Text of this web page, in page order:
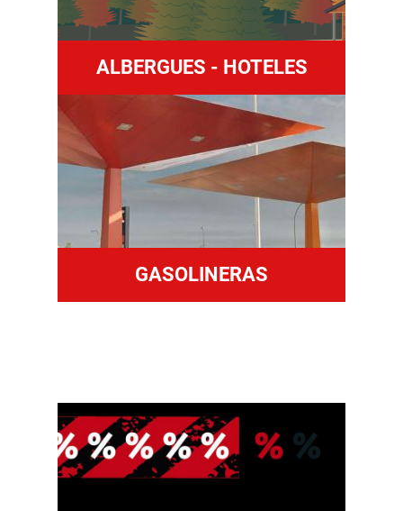
ALBERGUES - HOTELES
GASOLINERAS